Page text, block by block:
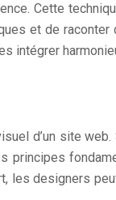
Cette
et de
d’un site
principes
les designers